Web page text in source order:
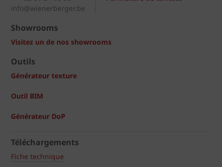
info@wienerberger.be
Showrooms
Visitez un de nos showrooms
Outils
Générateur texture
Outil BIM
Générateur DoP
Téléchargements
Fiche technique